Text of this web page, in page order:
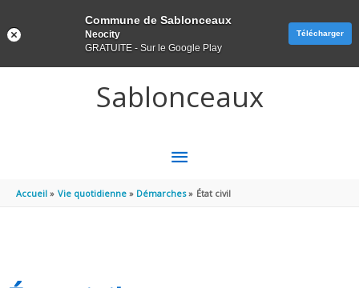
Sablonceaux
MENU
PRINCIPAL
Accueil Vie quotidienne Démarches État civil
Commune de Sablonceaux
Neocity
GRATUITE - Sur le Google Play
Télécharger